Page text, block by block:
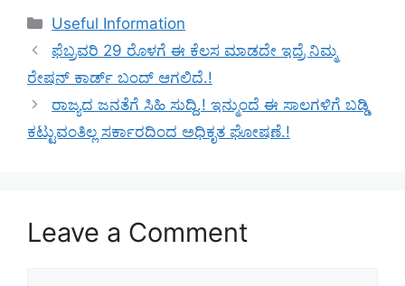
Categories
Useful Information
ಫೆಬ್ರವರಿ 29 ರೊಳಗೆ ಈ ಕೆಲಸ ಮಾಡದೇ ಇದ್ರೆ ನಿಮ್ಮ
ರೇಷನ್ ಕಾರ್ಡ್ ಬಂದ್ ಆಗಲಿದೆ.!
ರಾಜ್ಯದ ಜನತೆಗೆ ಸಿಹಿ ಸುದ್ದಿ.! ಇನ್ಮುಂದೆ ಈ ಸಾಲಗಳಿಗೆ ಬಡ್ಡಿ
ಕಟ್ಟುವಂತಿಲ್ಲ ಸರ್ಕಾರದಿಂದ ಅಧಿಕೃತ ಘೋಷಣೆ.!
Leave a Comment